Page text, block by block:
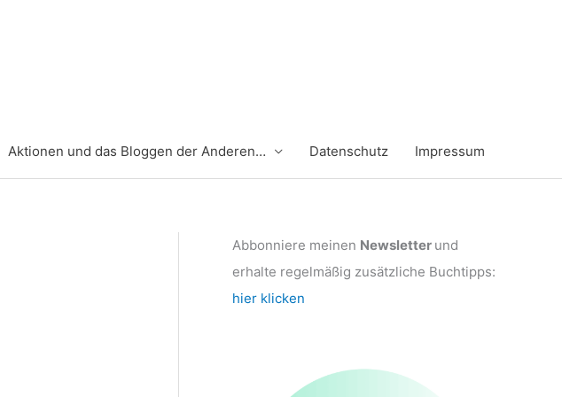
Aktionen und das Bloggen der Anderen… Datenschutz Impressum
Abbonniere meinen Newsletter und
erhalte regelmäßig zusätzliche Buchtipps:
hier klicken